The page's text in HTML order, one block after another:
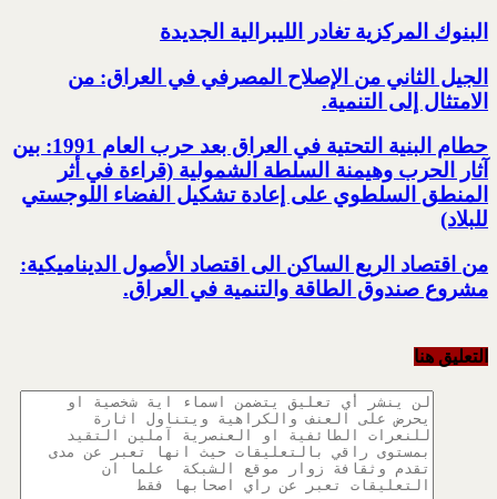
البنوك المركزية تغادر الليبرالية الجديدة
الجيل الثاني من الإصلاح المصرفي في العراق: من
الامتثال إلى التنمية.‏
حطام البنية التحتية في العراق بعد حرب العام 1991: بين
آثار الحرب وهيمنة السلطة الشمولية‎ ‏(قراءة في أثر
المنطق السلطوي على إعادة تشكيل الفضاء اللوجستي
للبلاد)‏
من اقتصاد الريع الساكن الى اقتصاد الأصول الديناميكية:
مشروع صندوق الطاقة والتنمية في العراق‎.
التعليق هنا